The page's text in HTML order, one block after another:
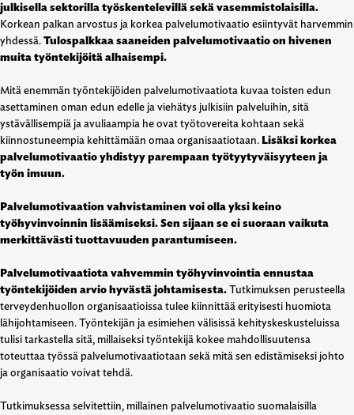
julkisella sektorilla työskentelevillä sekä vasemmistolaisilla.
Korkean palkan arvostus ja korkea palvelumotivaatio esiintyvät harvemmin
yhdessä.Tulospalkkaa saaneiden palvelumotivaatio on hivenen
muita työntekijöitä alhaisempi.
Mitä enemmän työntekijöiden palvelumotivaatiota kuvaa toisten edun
asettaminen oman edun edelle ja viehätys julkisiin palveluihin, sitä
ystävällisempiä ja avuliaampia he ovat työtovereita kohtaan sekä
kiinnostuneempia kehittämään omaa organisaatiotaan. Lisäksi korkea
palvelumotivaatio yhdistyy parempaan työtyytyväisyyteen ja
työn imuun.
Palvelumotivaation vahvistaminen voi olla yksi keino
työhyvinvoinnin lisäämiseksi. Sen sijaan se ei suoraan vaikuta
merkittävästi tuottavuuden parantumiseen.
Palvelumotivaatiota vahvemmin työhyvinvointia ennustaa
työntekijöiden arvio hyvästä johtamisesta.Tutkimuksen perusteella
terveydenhuollon organisaatioissa tulee kiinnittää erityisesti huomiota
lähijohtamiseen. Työntekijän ja esimiehen välisissä kehityskeskusteluissa
tulisi tarkastella sitä, millaiseksi työntekijä kokee mahdollisuutensa
toteuttaa työssä palvelumotivaatiotaan sekä mitä sen edistämiseksi johto
ja organisaatio voivat tehdä.
Tutkimuksessa selvitettiin, millainen palvelumotivaatio suomalaisilla